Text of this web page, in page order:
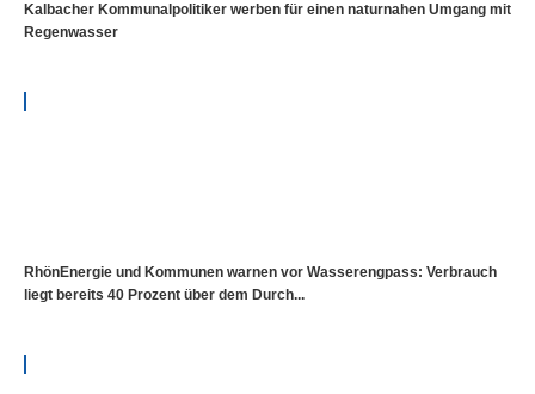
Kalbacher Kommunalpolitiker werben für einen naturnahen Umgang mit
Regenwasser
RhönEnergie und Kommunen warnen vor Wasserengpass: Verbrauch
liegt bereits 40 Prozent über dem Durch...